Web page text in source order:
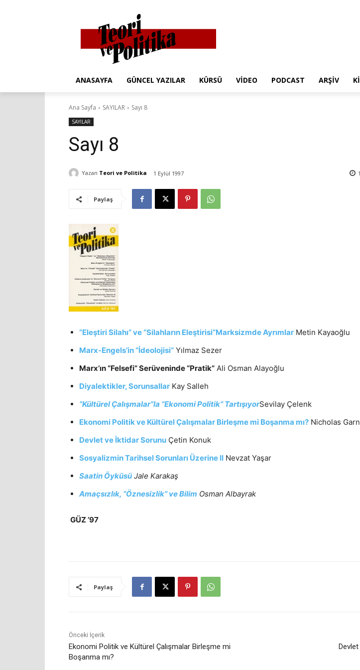
ANASAYFA GÜNCEL YAZILAR KÜRSÜ VIDEO PODCAST ARŞIV
Ana Sayfa SAYILAR Sayı 8
SAYILAR
Sayı 8
Yazan Teori ve Politika 1 Eylül 1997
Paylaş
“Eleştiri Silahı” ve “Silahların Eleştirisi”Marksizmde Ayrımlar Metin Kayaoğlu
Marx-Engels’in “İdeolojisi” Yılmaz Sezer
Marx’ın “Felsefi” Serüveninde “Pratik” Ali Osman Alayoğlu
Diyalektikler, Sorunsallar Kay Salleh
“Kültürel Çalışmalar”la “Ekonomi Politik” TartışıyorSevilay Çelenk
Ekonomi Politik ve Kültürel Çalışmalar Birleşme mi Boşanma mı? Nicholas
Devlet ve İktidar Sorunu Çetin Konuk
Sosyalizmin Tarihsel Sorunları Üzerine II Nevzat Yaşar
Saatin Öyküsü Jale Karakaş
Amaçsızlık, “Öznesizlik” ve Bilim Osman Albayrak
GÜZ ’97
Paylaş
Önceki İçerik
Ekonomi Politik ve Kültürel Çalışmalar Birleşme mi
Boşanma mı?